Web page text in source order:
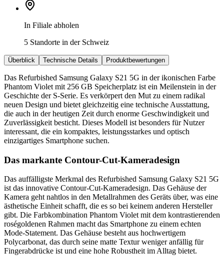
In Filiale abholen
5 Standorte in der Schweiz
Überblick Technische Details Produktbewertungen
Das Refurbished Samsung Galaxy S21 5G in der ikonischen Farbe
Phantom Violet mit 256 GB Speicherplatz ist ein Meilenstein in der
Geschichte der S-Serie. Es verkörpert den Mut zu einem radikal
neuen Design und bietet gleichzeitig eine technische Ausstattung,
die auch in der heutigen Zeit durch enorme Geschwindigkeit und
Zuverlässigkeit besticht. Dieses Modell ist besonders für Nutzer
interessant, die ein kompaktes, leistungsstarkes und optisch
einzigartiges Smartphone suchen.
Das markante Contour-Cut-Kameradesign
Das auffälligste Merkmal des Refurbished Samsung Galaxy S21 5G
ist das innovative Contour-Cut-Kameradesign. Das Gehäuse der
Kamera geht nahtlos in den Metallrahmen des Geräts über, was eine
ästhetische Einheit schafft, die es so bei keinem anderen Hersteller
gibt. Die Farbkombination Phantom Violet mit dem kontrastierenden
roségoldenen Rahmen macht das Smartphone zu einem echten
Mode-Statement. Das Gehäuse besteht aus hochwertigem
Polycarbonat, das durch seine matte Textur weniger anfällig für
Fingerabdrücke ist und eine hohe Robustheit im Alltag bietet.